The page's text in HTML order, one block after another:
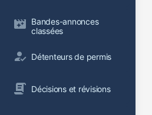
Bandes-annonces
classées
Détenteurs de permis
Décisions et révisions